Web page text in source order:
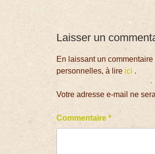
Laisser un
En laissant un
personnelles, à lire ici .
Votre adresse e-mail ne
Commentaire*